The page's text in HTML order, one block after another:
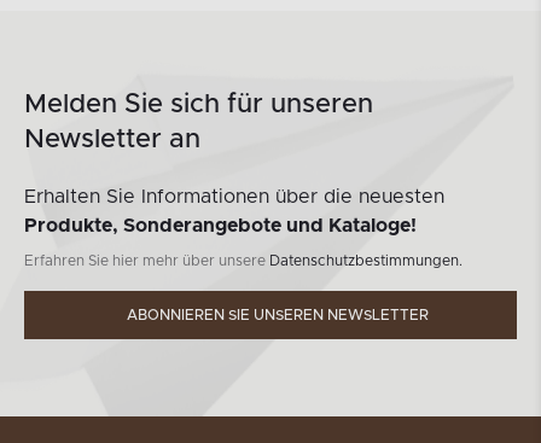
Melden Sie sich für unseren
Newsletter an
Erhalten Sie Informationen über die neuesten
Produkte, Sonderangebote und Kataloge!
Erfahren Sie hier mehr über unsere Datenschutzbestimmungen.
ABONNIEREN SIE UNSEREN NEWSLETTER